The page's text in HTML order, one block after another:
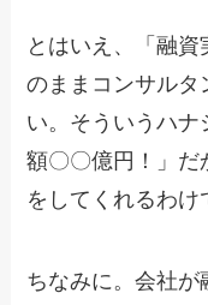
とはいえ、「融
のままコンサルタ
い。そういうハナ
額〇〇億円！」だ
をしてくれるわけ
ちなみに。会社が